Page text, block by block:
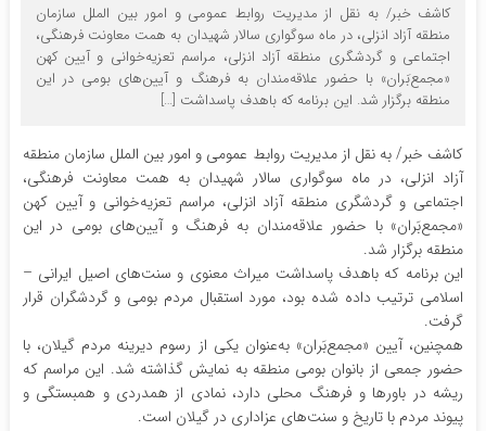
کاشف خبر/ به نقل از مدیریت روابط عمومی و امور بین الملل سازمان
منطقه آزاد انزلی، در ماه سوگواری سالار شهیدان به همت معاونت فرهنگی،
اجتماعی و گردشگری منطقه آزاد انزلی، مراسم تعزیه‌خوانی و آیین کهن
«مجمع‌بَران» با حضور علاقه‌مندان به فرهنگ و آیین‌های بومی در این
منطقه برگزار شد. این برنامه که باهدف پاسداشت […]
کاشف خبر/ به نقل از مدیریت روابط عمومی و امور بین الملل سازمان منطقه
آزاد انزلی، در ماه سوگواری سالار شهیدان به همت معاونت فرهنگی،
اجتماعی و گردشگری منطقه آزاد انزلی، مراسم تعزیه‌خوانی و آیین کهن
«مجمع‌بَران» با حضور علاقه‌مندان به فرهنگ و آیین‌های بومی در این
منطقه برگزار شد.
این برنامه که باهدف پاسداشت میراث معنوی و سنت‌های اصیل ایرانی –
اسلامی ترتیب داده شده بود، مورد استقبال مردم بومی و گردشگران قرار
گرفت.
همچنین، آیین «مجمع‌بَران» به‌عنوان یکی از رسوم دیرینه مردم گیلان، با
حضور جمعی از بانوان بومی منطقه به نمایش گذاشته شد. این مراسم که
ریشه در باورها و فرهنگ محلی دارد، نمادی از همدردی و همبستگی و
پیوند مردم با تاریخ و سنت‌های عزاداری در گیلان است.